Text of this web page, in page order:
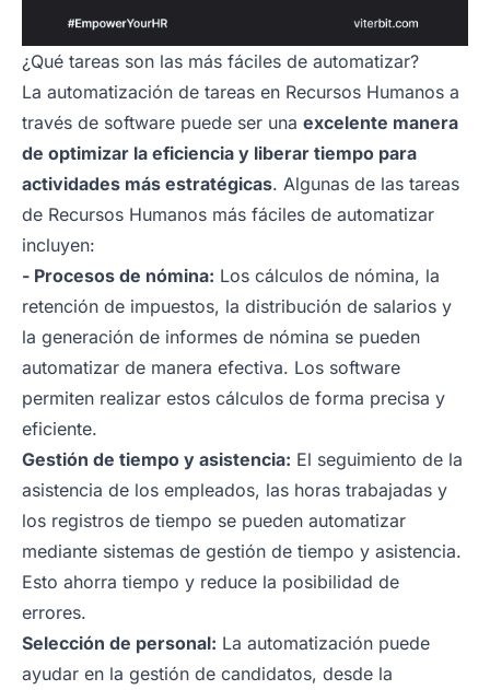
¿Qué tareas son las más fáciles de automatizar?
La automatización de tareas en Recursos Humanos a
través de software puede ser una excelente manera
de optimizar la eficiencia y liberar tiempo para
actividades más estratégicas. Algunas de las tareas
de Recursos Humanos más fáciles de automatizar
incluyen:
- Procesos de nómina: Los cálculos de nómina, la
retención de impuestos, la distribución de salarios y
la generación de informes de nómina se pueden
automatizar de manera efectiva. Los software
permiten realizar estos cálculos de forma precisa y
eficiente.
Gestión de tiempo y asistencia: El seguimiento de la
asistencia de los empleados, las horas trabajadas y
los registros de tiempo se pueden automatizar
mediante sistemas de gestión de tiempo y asistencia.
Esto ahorra tiempo y reduce la posibilidad de
errores.
Selección de personal: La automatización puede
ayudar en la gestión de candidatos, desde la